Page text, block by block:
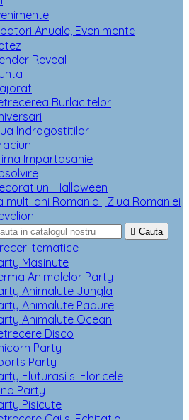
Anuale, Evenimente
Reveal
Burlacitelor
Indragostitilor
Impartasanie
Halloween
multi ani Romania | Ziua Romaniei
 Cauta
tematice
Masinute
Animalelor Party
Animalute Jungla
Animalute Padure
Animalute Ocean
Disco
Party
Party
Fluturasi si Floricele
Party
Pisicute